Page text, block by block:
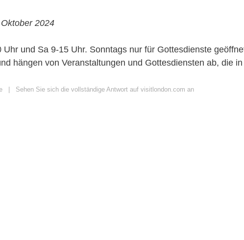
2024
und Sa 9-15 Uhr. Sonntags nur für Gottesdienste
hängen von Veranstaltungen und Gottesdiensten ab, die
Sehen Sie sich die vollständige Antwort auf visitlondon.com an